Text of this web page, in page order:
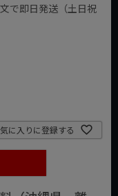
で即日発送（土日祝
に入りに登録する